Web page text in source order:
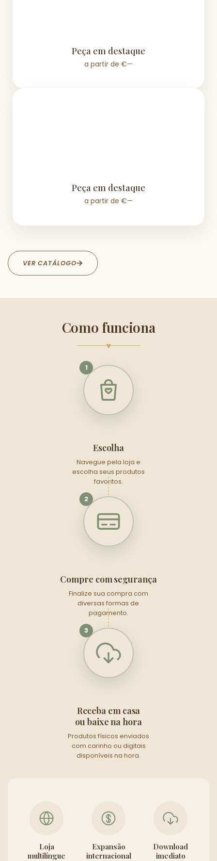
Peça em destaque
a partir de €—
Peça em destaque
a partir de €—
VER CATÁLOGO
Como funciona
♥
1
Escolha
Navegue pela loja e
escolha seus produtos
favoritos.
2
Compre com segurança
Finalize sua compra com
diversas formas de
pagamento.
3
Receba em casa
ou baixe na hora
Produtos físicos enviados
com carinho ou digitais
disponíveis na hora.
Loja
multilíngue
Expansão
internacional
Download
imediato